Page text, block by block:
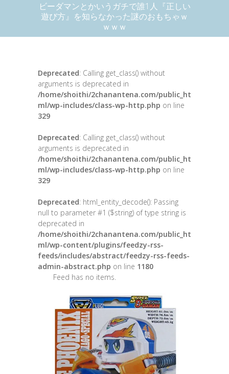
ビーダマンとかいうガチで誰1人『正しい
遊び方』を知らなかった謎のおもちゃｗ
ｗｗｗ
Deprecated: Calling get_class() without
arguments is deprecated in
/home/shoithi/2chanantena.com/public_ht
ml/wp-includes/class-wp-http.php on line
329
Deprecated: Calling get_class() without
arguments is deprecated in
/home/shoithi/2chanantena.com/public_ht
ml/wp-includes/class-wp-http.php on line
329
Deprecated: html_entity_decode(): Passing
null to parameter #1 ($string) of type string is
deprecated in
/home/shoithi/2chanantena.com/public_ht
ml/wp-content/plugins/feedzy-rss-
feeds/includes/abstract/feedzy-rss-feeds-
admin-abstract.php on line 1180
Feed has no items.